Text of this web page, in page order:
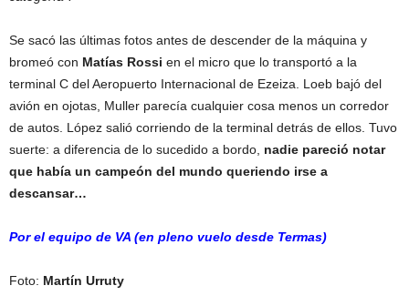
Se sacó las últimas fotos antes de descender de la máquina y
bromeó con Matías Rossi en el micro que lo transportó a la
terminal C del Aeropuerto Internacional de Ezeiza. Loeb bajó del
avión en ojotas, Muller parecía cualquier cosa menos un corredor
de autos. López salió corriendo de la terminal detrás de ellos. Tuvo
suerte: a diferencia de lo sucedido a bordo, nadie pareció notar
que había un campeón del mundo queriendo irse a
descansar…
Por el equipo de VA (en pleno vuelo desde Termas)
Foto: Martín Urruty